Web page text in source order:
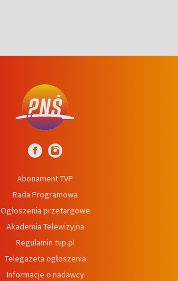
Abonament TVP
Rada Programowa
Ogłoszenia przetargowe
Akademia Telewizyjna
Regulamin tvp.pl
Telegazeta ogłoszenia
Informacje o nadawcy